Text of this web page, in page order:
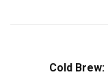
Cold